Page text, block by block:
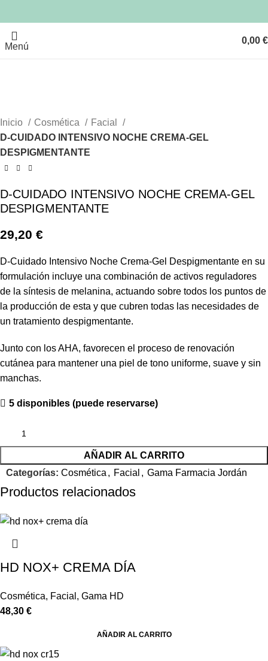
Menú
0,00 €
Inicio
Cosmética
Facial
D-CUIDADO INTENSIVO NOCHE CREMA-GEL
DESPIGMENTANTE
D-CUIDADO INTENSIVO NOCHE CREMA-GEL
DESPIGMENTANTE
29,20 €
D-Cuidado Intensivo Noche Crema-Gel Despigmentante en su
formulación incluye una combinación de activos reguladores
de la síntesis de melanina, actuando sobre todos los puntos de
la producción de esta y que cubren todas las necesidades de
un tratamiento despigmentante.
Junto con los AHA, favorecen el proceso de renovación
cutánea para mantener una piel de tono uniforme, suave y sin
manchas.
5 disponibles (puede reservarse)
AÑADIR AL CARRITO
Categorías: Cosmética , Facial , Gama Farmacia Jordán
Productos relacionados
HD NOX+ CREMA DÍA
Cosmética, Facial , Gama HD
48,30 €
AÑADIR AL CARRITO